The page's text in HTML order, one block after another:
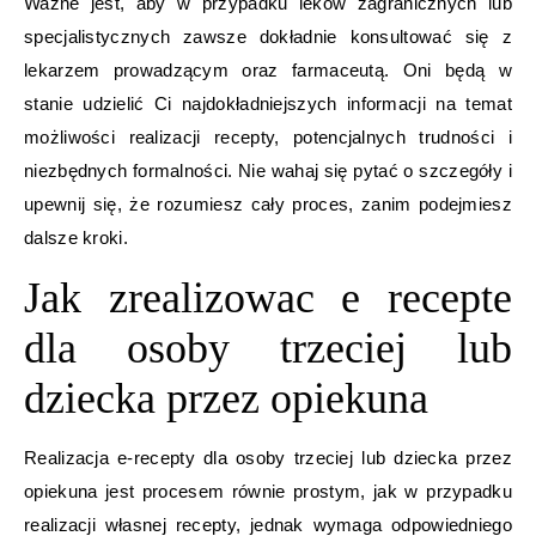
specjalistycznych zawsze dokładnie konsultować się z
lekarzem prowadzącym oraz farmaceutą. Oni będą w
stanie udzielić Ci najdokładniejszych informacji na temat
możliwości realizacji recepty, potencjalnych trudności i
niezbędnych formalności. Nie wahaj się pytać o szczegóły i
upewnij się, że rozumiesz cały proces, zanim podejmiesz
dalsze kroki.
Jak zrealizowac e recepte
dla osoby trzeciej lub
dziecka przez opiekuna
Realizacja e-recepty dla osoby trzeciej lub dziecka przez
opiekuna jest procesem równie prostym, jak w przypadku
realizacji własnej recepty, jednak wymaga odpowiedniego